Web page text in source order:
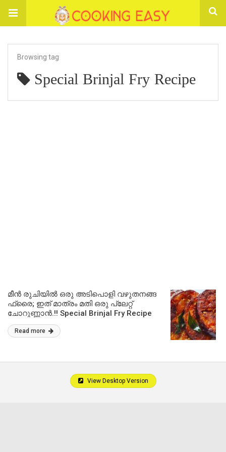
Browsing tag
Special Brinjal Fry Recipe
മീൻ രുചിയിൽ ഒരു അടിപൊളി വഴുതനങ്ങ
ഫ്രൈ; ഇത് മാത്രം മതി ഒരു പ്ലേറ്റ്
ചോറുണ്ണാൻ.!! Special Brinjal Fry Recipe
Read more
View Desktop Version